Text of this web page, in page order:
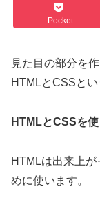
Pocket
見た目の部分を
HTMLとCSSとい
HTMLとCSSを
HTMLは出来上
めに使います。